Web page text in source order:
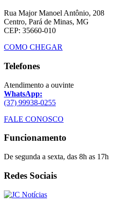
Rua Major Manoel Antônio, 208
Centro, Pará de Minas, MG
CEP: 35660-010
COMO CHEGAR
Telefones
Atendimento a ouvinte
WhatsApp:
(37) 99938-0255
FALE CONOSCO
Funcionamento
De segunda a sexta, das 8h as 17h
Redes Sociais